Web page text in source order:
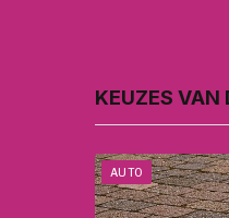
KEUZES VAN
AUTO